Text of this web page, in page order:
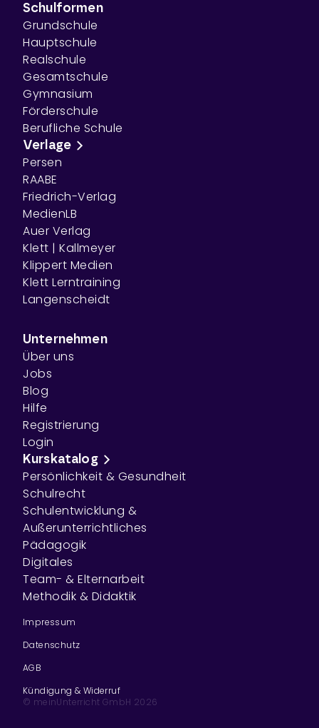
Schulformen
Grundschule
Hauptschule
Realschule
Gesamtschule
Gymnasium
Förderschule
Berufliche Schule
Verlage
Persen
RAABE
Friedrich-Verlag
MedienLB
Auer Verlag
Klett | Kallmeyer
Klippert Medien
Klett Lerntraining
Langenscheidt
Unternehmen
Über uns
Jobs
Blog
Hilfe
Registrierung
Login
Kurskatalog
Persönlichkeit & Gesundheit
Schulrecht
Schulentwicklung &
Außerunterrichtliches
Pädagogik
Digitales
Team- & Elternarbeit
Methodik & Didaktik
© meinUnterricht GmbH 2026
Impressum
Datenschutz
AGB
Kündigung & Widerruf